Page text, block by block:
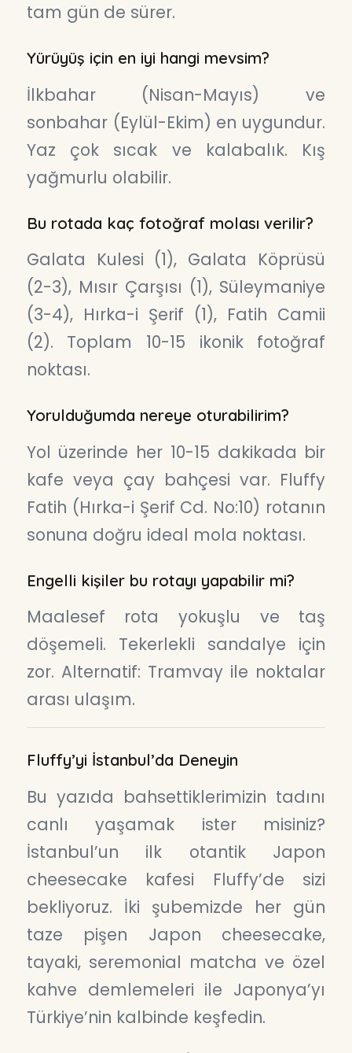
tam gün de sürer.
Yürüyüş için en iyi hangi mevsim?
İlkbahar (Nisan-Mayıs) ve
sonbahar (Eylül-Ekim) en uygundur.
Yaz çok sıcak ve kalabalık. Kış
yağmurlu olabilir.
Bu rotada kaç fotoğraf molası verilir?
Galata Kulesi (1), Galata Köprüsü
(2-3), Mısır Çarşısı (1), Süleymaniye
(3-4), Hırka-i Şerif (1), Fatih Camii
(2). Toplam 10-15 ikonik fotoğraf
noktası.
Yorulduğumda nereye oturabilirim?
Yol üzerinde her 10-15 dakikada bir
kafe veya çay bahçesi var. Fluffy
Fatih (Hırka-i Şerif Cd. No:10) rotanın
sonuna doğru ideal mola noktası.
Engelli kişiler bu rotayı yapabilir mi?
Maalesef rota yokuşlu ve taş
döşemeli. Tekerlekli sandalye için
zor. Alternatif: Tramvay ile noktalar
arası ulaşım.
Fluffy’yi İstanbul’da Deneyin
Bu yazıda bahsettiklerimizin tadını
canlı yaşamak ister misiniz?
İstanbul’un ilk otantik Japon
cheesecake kafesi Fluffy’de sizi
bekliyoruz. İki şubemizde her gün
taze pişen Japon cheesecake,
tayaki, seremonial matcha ve özel
kahve demlemeleri ile Japonya’yı
Türkiye’nin kalbinde keşfedin.